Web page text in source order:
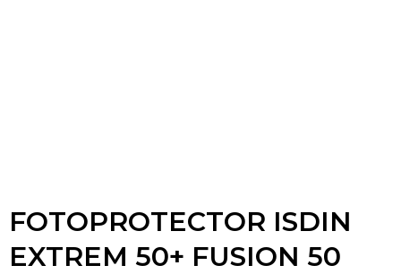
FOTOPROTECTOR ISDIN
EXTREM 50+ FUSION 50